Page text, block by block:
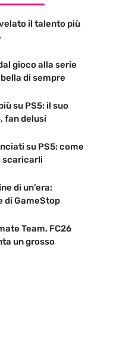
il talento più
gioco alla serie
di sempre
su PS5: il suo
fan delusi
su PS5: come
scaricarli
di un’era:
di GameStop
Team, FC26
un grosso